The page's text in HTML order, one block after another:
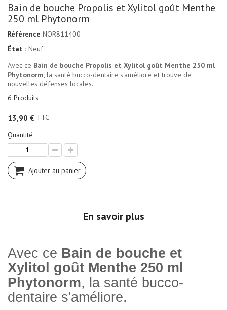
Bain de bouche Propolis et Xylitol goût Menthe
250 ml Phytonorm
Référence NOR811400
État : Neuf
Avec ce Bain de bouche Propolis et Xylitol goût Menthe 250 ml
Phytonorm, la santé bucco-dentaire s'améliore et trouve de
nouvelles défenses locales.
6 Produits
13,90 € TTC
Quantité
Ajouter au panier
En savoir plus
Avec ce Bain de bouche et
Xylitol goût Menthe 250 ml
Phytonorm, la santé bucco-
dentaire s'améliore.